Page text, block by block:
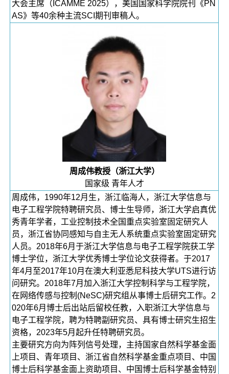
大会主席（ICAMME 2025），美国国家科学院院刊《PN
AS》等40余种主流SCI期刊审稿人。
周成伟教授（浙江大学）
国家级 青年人才
周成伟，1990年12月生，浙江临海人，浙江大学信息与
电子工程学院特聘研究员、博士生导师，浙江大学启真优
秀青年学者，工业控制技术全国重点实验室固定研究人
员，浙江省协同感知与自主无人系统重点实验室固定研究
人员。2018年6月于浙江大学信息与电子工程学院获工学
博士学位，浙江大学优秀博士学位论文获得者。于2017
年4月至2017年10月在澳大利亚悉尼科技大学UTS进行访
问研究。2018年7月加入浙江大学控制科学与工程学院，
在网络传感与控制(NeSC)研究组从事博士后研究工作。2
020年6月博士后出站后留校任教，入职浙江大学信息与
电子工程学院，聘为特聘副研究员、具有博士研究生招生
资格，2023年5月起升任特聘研究员。
主要研究方向为阵列信号处理，主持国家自然科学基金面
上项目、青年项目、浙江省自然科学基金重点项目、中国
博士后科学基金面上资助项目、中国博士后科学基金特别